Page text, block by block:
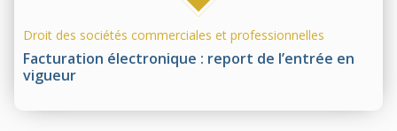
Facturation électronique : report de l’entrée en
vigueur
Droit des sociétés commerciales et professionnelles